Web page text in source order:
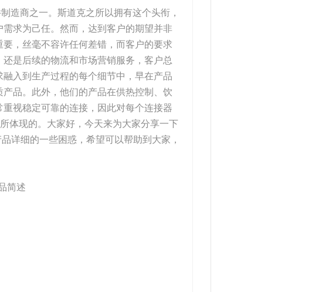
造商之一。斯道克之所以拥有这个头衔，
求为己任。然而，达到客户的期望并非
，丝毫不容许任何差错，而客户的要求
是后续的物流和市场营销服务，客户总
入到生产过程的每个细节中，早在产品
品。此外，他们的产品在供热控制、饮
视稳定可靠的连接，因此对每个连接器
体现的。大家好，今天来为大家分享一下
详细的一些困惑，希望可以帮助到大家，
简述